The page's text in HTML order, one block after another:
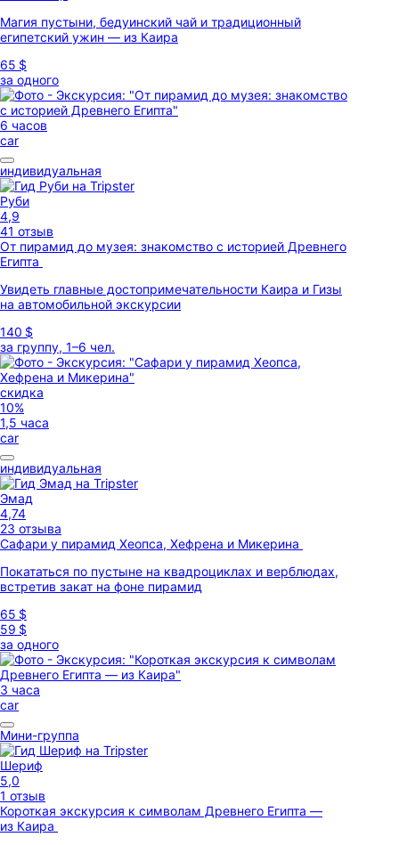
Магия пустыни, бедуинский чай и традиционный
египетский ужин — из Каира
65 $
за одного
6 часов
car
индивидуальная
Руби
4,9
41 отзыв
От пирамид до музея: знакомство с историей Древнего
Египта
Увидеть главные достопримечательности Каира и Гизы
на автомобильной экскурсии
140 $
за группу, 1–6 чел.
скидка
10%
1,5 часа
car
индивидуальная
Эмад
4,74
23 отзыва
Сафари у пирамид Хеопса, Хефрена и Микерина
Покататься по пустыне на квадроциклах и верблюдах,
встретив закат на фоне пирамид
65 $
59 $
за одного
3 часа
car
Мини-группа
Шериф
5,0
1 отзыв
Короткая экскурсия к символам Древнего Египта —
из Каира